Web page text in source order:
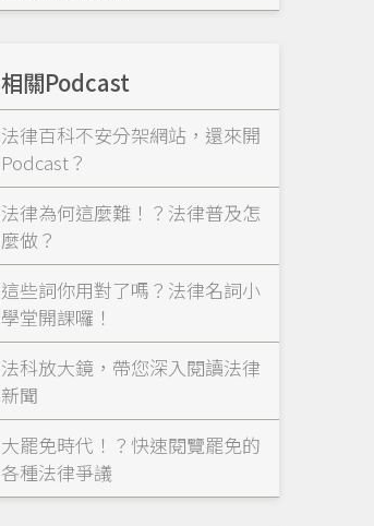
相關Podcast
法律百科不安分架網站，還來開
Podcast？
法律為何這麼難！？法律普及怎
麼做？
這些詞你用對了嗎？法律名詞小
學堂開課囉！
法科放大鏡，帶您深入閱讀法律
新聞
大罷免時代！？快速閱覽罷免的
各種法律爭議